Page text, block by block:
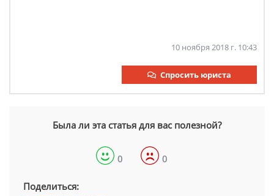
10 ноября 2018 г. 10:43
Спросить юриста
Была ли эта статья для вас полезной?
0 0
Поделиться: